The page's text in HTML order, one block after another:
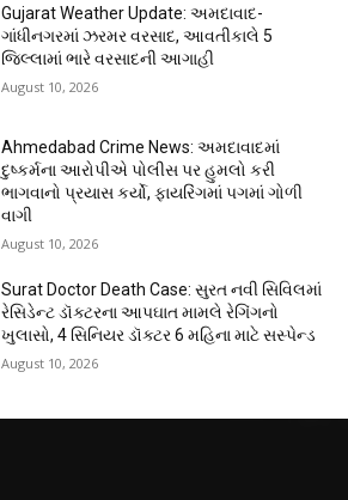
Gujarat Weather Update: અમદાવાદ-
ગાંધીનગરમાં ઝરમર વરસાદ, આવતીકાલે 5
જિલ્લામાં ભારે વરસાદની આગાહી
August 10, 2026
Ahmedabad Crime News: અમદાવાદમાં
દુષ્કર્મના આરોપીએ પોલીસ પર હુમલો કરી
ભાગવાનો પ્રયાસ કર્યો, ફાયરિંગમાં પગમાં ગોળી
વાગી
August 10, 2026
Surat Doctor Death Case: સુરત નવી સિવિલમાં
રેસિડેન્ટ ડૉક્ટરના આપઘાત મામલે રેગિંગનો
ખુલાસો, 4 સિનિયર ડૉક્ટર 6 મહિના માટે સસ્પેન્ડ
August 10, 2026